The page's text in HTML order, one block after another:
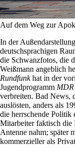
Auf dem Weg zur
In der
deutschsprachigen
die Schwanzfotos, die
Weißmann angeblich
Rundfunkhat in der
Jugendprogramm
verbreiten. Bad News,
auslösten, anders als
die herrschende Politik
Mitarbeiter faktisch die
Antenne nahm; später
kommerzieller als